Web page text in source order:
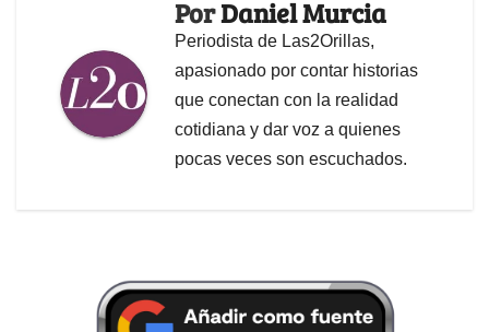
PorDaniel Murcia
Periodista de Las2Orillas,
apasionado por contar historias
que conectan con la realidad
cotidiana y dar voz a quienes
pocas veces son escuchados.